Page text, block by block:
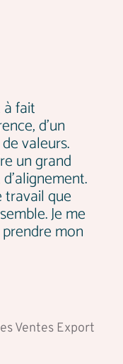
fait
d’un
valeurs.
un grand
que
Je me
mon
Ventes Export